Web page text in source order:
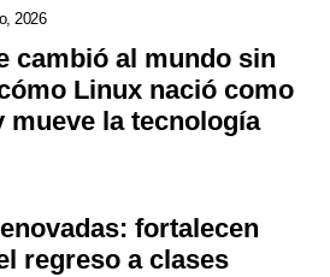
2026
cambió al mundo sin
Linux nació como
mueve la tecnología
fortalecen
regreso a clases